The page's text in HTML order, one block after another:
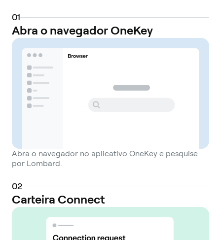
01
Abra o navegador OneKey
Abra o navegador no aplicativo OneKey e pesquise
por Lombard.
02
Carteira Connect